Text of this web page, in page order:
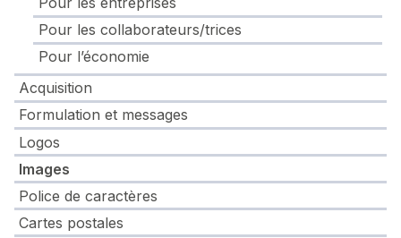
Pour les collaborateurs/trices
Pour l’économie
Acquisition
Formulation et messages
Logos
Images
Police de caractères
Cartes postales